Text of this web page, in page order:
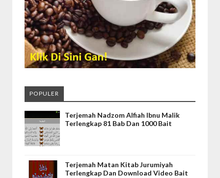
POPULER
Terjemah Nadzom Alfiah Ibnu Malik
Terlengkap 81 Bab Dan 1000 Bait
Terjemah Matan Kitab Jurumiyah
Terlengkap Dan Download Video Bait